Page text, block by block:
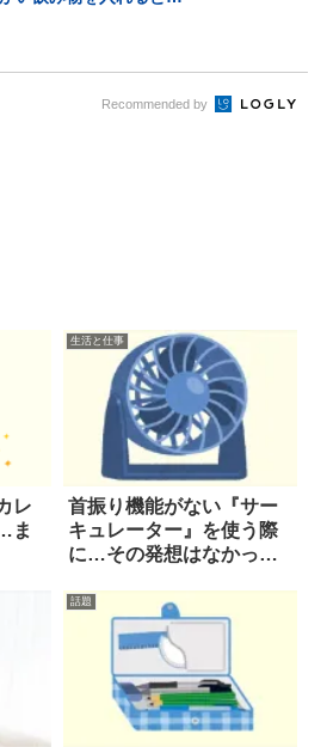
Recommended by
レ
ま
生活と仕事
首振り機能がない『サー
キュレーター』を使う際
に…その発想はなかっ
話題